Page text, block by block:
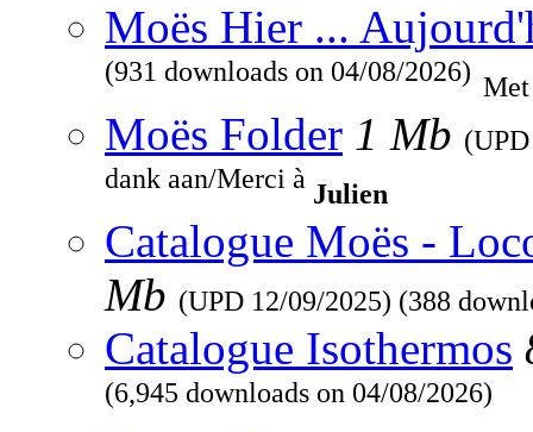
Moës Hier ...
(931 downloads on 04/08/2026)
Moës Folder 1 Mb
dank aan/Merci à Julien
Catalogue Moës -
Mb (UPD 12/09/2025) (388
Catalogue Isothermos
(6,945 downloads on 04/08/2026)